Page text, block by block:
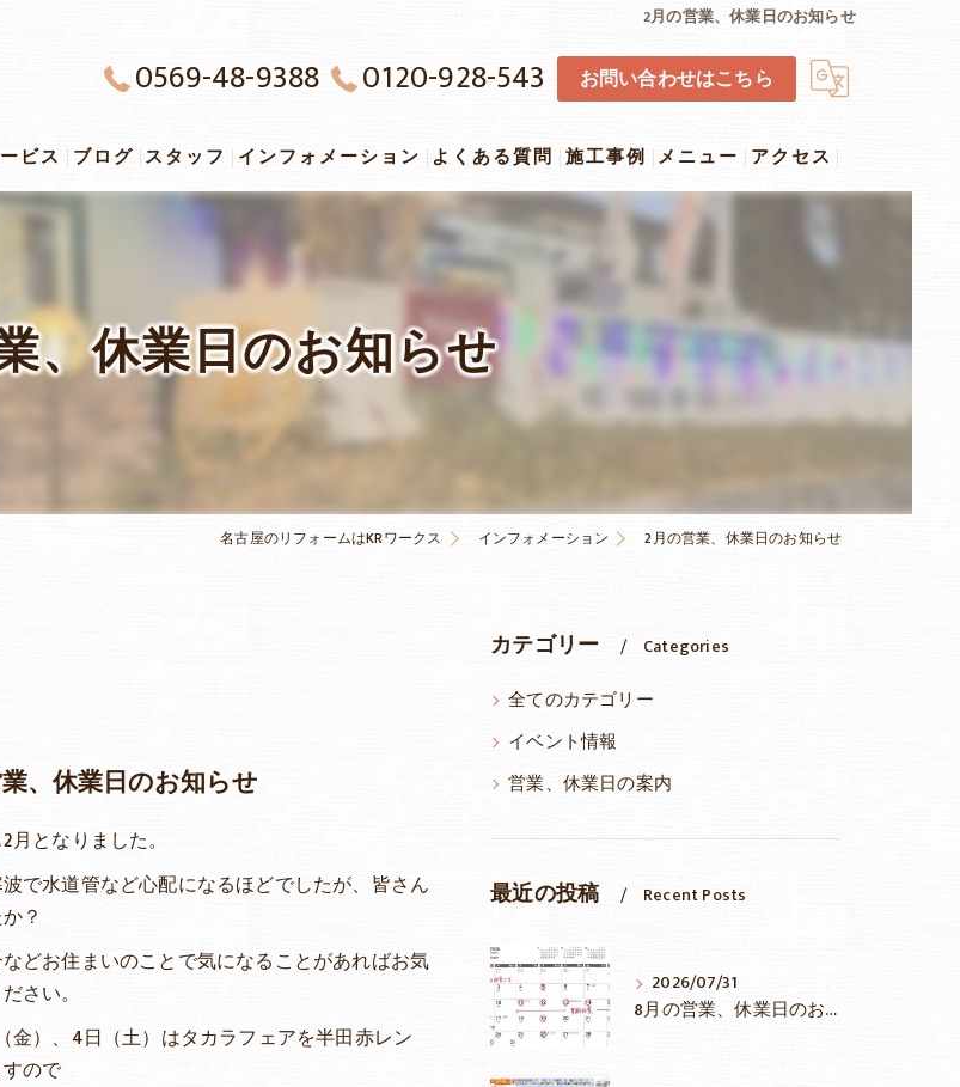
2月の営業、休業日のお知らせ
0569-48-9388 0120-928-543 お問い合わせはこちら
ビス ブログ スタッフ インフォメーション よくある質問 施工事例 メニュー アクセス
、休業日のお知らせ
名古屋のリフォームはKRワークス インフォメーション 2月の営業、休業日のお知らせ
、休業日のお知らせ
となりました。
で水道管など心配になるほどでしたが、皆さん
？
どお住まいのことで気になることがあればお気
さい。
金）、4日（土）はタカラフェアを半田赤レン
ので
カテゴリー Categories
全てのカテゴリー
イベント情報
営業、休業日の案内
最近の投稿 Recent Posts
2026/07/31
8月の営業、休業日のお知らせ